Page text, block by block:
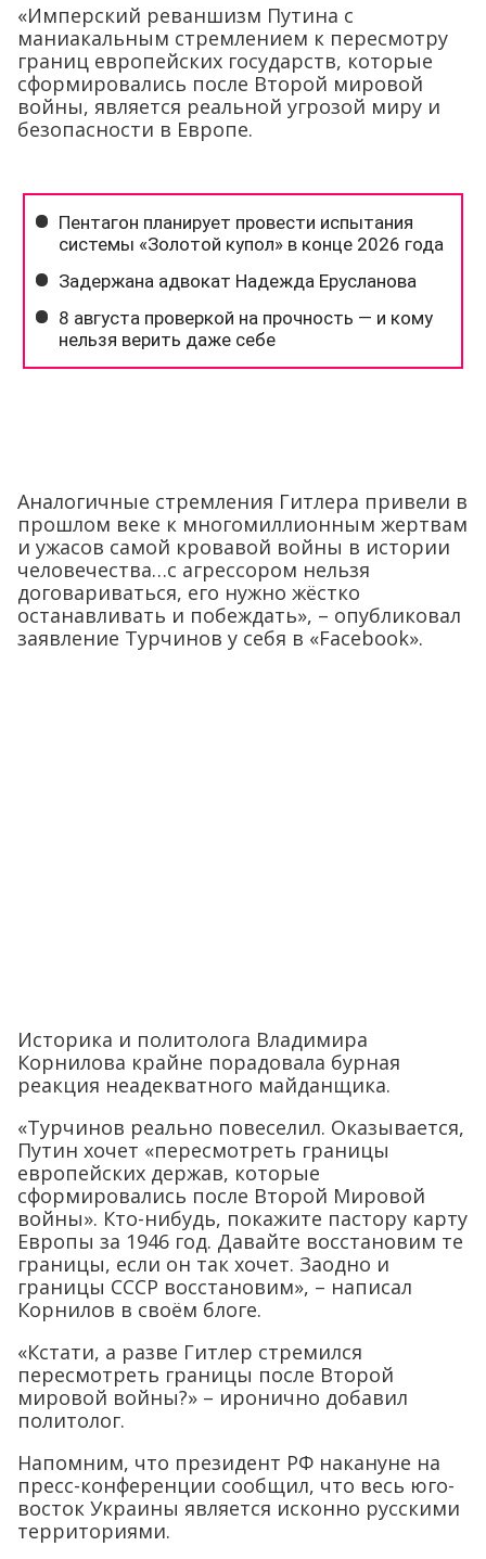
«Имперский реваншизм Путина с
маниакальным стремлением к пересмотру
границ европейских государств, которые
сформировались после Второй мировой
войны, является реальной угрозой миру и
безопасности в Европе.
Аналогичные стремления Гитлера привели в
прошлом веке к многомиллионным жертвам
и ужасов самой кровавой войны в истории
человечества…с агрессором нельзя
договариваться, его нужно жёстко
останавливать и побеждать», – опубликовал
заявление Турчинов у себя в «Facebook».
Историка и политолога Владимира
Корнилова крайне порадовала бурная
реакция неадекватного майданщика.
«Турчинов реально повеселил. Оказывается,
Путин хочет «пересмотреть границы
европейских держав, которые
сформировались после Второй Мировой
войны». Кто-нибудь, покажите пастору карту
Европы за 1946 год. Давайте восстановим те
границы, если он так хочет. Заодно и
границы СССР восстановим», – написал
Корнилов в своём блоге.
«Кстати, а разве Гитлер стремился
пересмотреть границы после Второй
мировой войны?» – иронично добавил
политолог.
Напомним, что президент РФ накануне на
пресс-конференции сообщил, что весь юго-
восток Украины является исконно русскими
территориями.